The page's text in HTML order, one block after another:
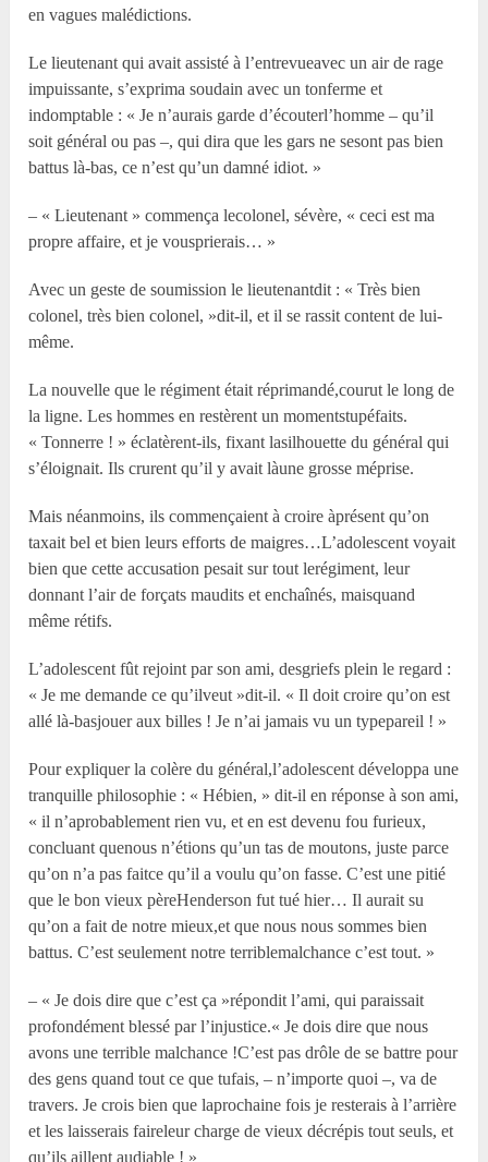
en vagues malédictions.
Le lieutenant qui avait assisté à l’entrevueavec un air de rage
impuissante, s’exprima soudain avec un tonferme et
indomptable : « Je n’aurais garde d’écouterl’homme – qu’il
soit général ou pas –, qui dira que les gars ne sesont pas bien
battus là-bas, ce n’est qu’un damné idiot. »
– « Lieutenant » commença lecolonel, sévère, « ceci est ma
propre affaire, et je vousprierais… »
Avec un geste de soumission le lieutenantdit : « Très bien
colonel, très bien colonel, »dit-il, et il se rassit content de lui-
même.
La nouvelle que le régiment était réprimandé,courut le long de
la ligne. Les hommes en restèrent un momentstupéfaits.
« Tonnerre ! » éclatèrent-ils, fixant lasilhouette du général qui
s’éloignait. Ils crurent qu’il y avait làune grosse méprise.
Mais néanmoins, ils commençaient à croire àprésent qu’on
taxait bel et bien leurs efforts de maigres…L’adolescent voyait
bien que cette accusation pesait sur tout lerégiment, leur
donnant l’air de forçats maudits et enchaînés, maisquand
même rétifs.
L’adolescent fût rejoint par son ami, desgriefs plein le regard :
« Je me demande ce qu’ilveut »dit-il. « Il doit croire qu’on est
allé là-basjouer aux billes ! Je n’ai jamais vu un typepareil ! »
Pour expliquer la colère du général,l’adolescent développa une
tranquille philosophie : « Hébien, » dit-il en réponse à son ami,
« il n’aprobablement rien vu, et en est devenu fou furieux,
concluant quenous n’étions qu’un tas de moutons, juste parce
qu’on n’a pas faitce qu’il a voulu qu’on fasse. C’est une pitié
que le bon vieux pèreHenderson fut tué hier… Il aurait su
qu’on a fait de notre mieux,et que nous nous sommes bien
battus. C’est seulement notre terriblemalchance c’est tout. »
– « Je dois dire que c’est ça »répondit l’ami, qui paraissait
profondément blessé par l’injustice.« Je dois dire que nous
avons une terrible malchance !C’est pas drôle de se battre pour
des gens quand tout ce que tufais, – n’importe quoi –, va de
travers. Je crois bien que laprochaine fois je resterais à l’arrière
et les laisserais faireleur charge de vieux décrépis tout seuls, et
qu’ils aillent audiable ! »